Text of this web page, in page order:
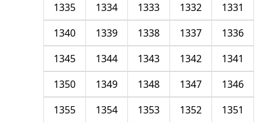
1331
1332
1333
1334
1335
1336
1337
1338
1339
1340
1341
1342
1343
1344
1345
1346
1347
1348
1349
1350
1351
1352
1353
1354
1355